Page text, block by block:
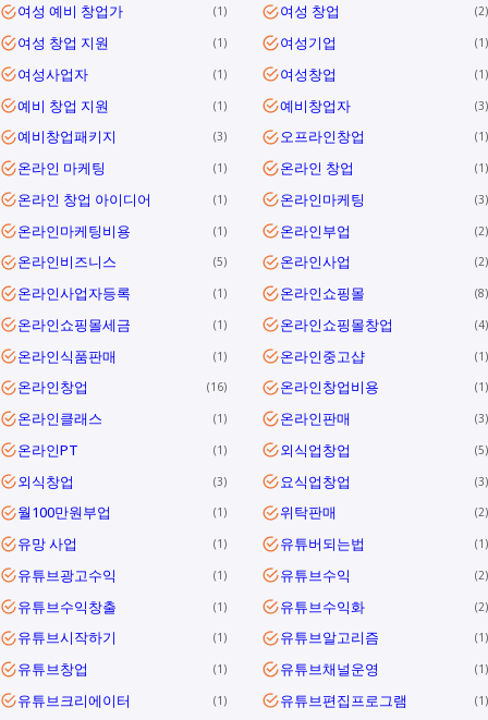
여성 예비 창업가 1 여성 창업 2
여성 창업 지원 1 여성기업 1
여성사업자 1 여성창업 1
예비 창업 지원 1 예비창업자 3
예비창업패키지 3 오프라인창업 1
온라인 마케팅 1 온라인 창업 1
온라인 창업 아이디어 1 온라인마케팅 3
온라인마케팅비용 1 온라인부업 2
온라인비즈니스 5 온라인사업 2
온라인사업자등록 1 온라인쇼핑몰 8
온라인쇼핑몰세금 1 온라인쇼핑몰창업 4
온라인식품판매 1 온라인중고샵 1
온라인창업 16 온라인창업비용 1
온라인클래스 1 온라인판매 3
온라인PT 1 외식업창업 5
외식창업 3 요식업창업 3
월100만원부업 1 위탁판매 2
유망 사업 1 유튜버되는법 1
유튜브광고수익 1 유튜브수익 2
유튜브수익창출 1 유튜브수익화 2
유튜브시작하기 1 유튜브알고리즘 1
유튜브창업 1 유튜브채널운영 1
유튜브크리에이터 1 유튜브편집프로그램 1